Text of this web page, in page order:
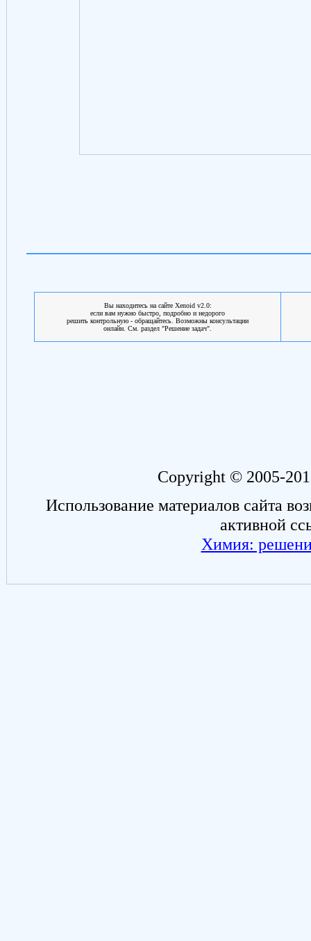
Вы находитесь на сайте Xenoid v2.0:
если вам нужно быстро, подробно и недорого
решить контрольную - обращайтесь. Возможны консультации
онлайн. См. раздел "Решение задач".
Copyright © 2005-
Использование материалов сайта
активной
Химия: